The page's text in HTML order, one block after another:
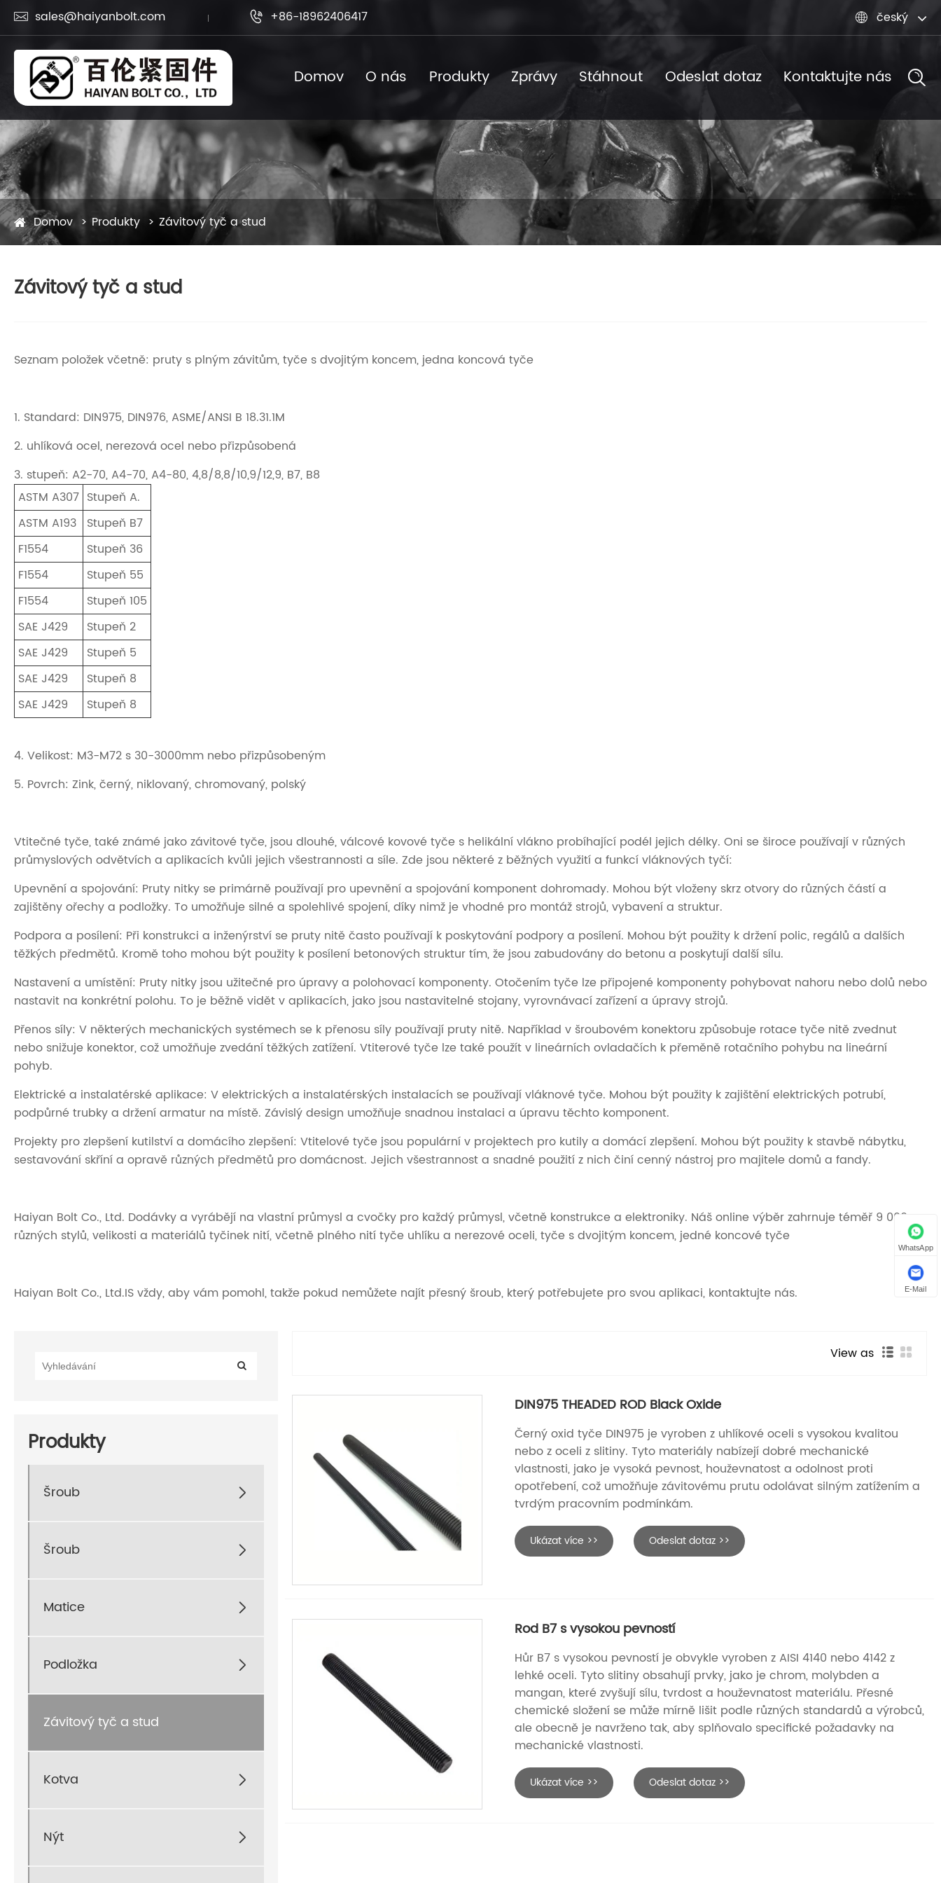
 sales@haiyanbolt.com  +86-18962406417  český
Domov O nás Produkty Zprávy Stáhnout Odeslat dotaz Kontaktujte nás
Domov Produkty Závitový tyč a stud
Závitový tyč a stud
Seznam položek včetně: pruty s plným závitům, tyče s dvojitým koncem, jedna koncová tyče
1. Standard: DIN975, DIN976, ASME/ANSI B 18.31.1M
2. uhlíková ocel, nerezová ocel nebo přizpůsobená
3. stupeň: A2-70, A4-70, A4-80, 4,8/8,8/10,9/12,9, B7, B8
ASTM A307 Stupeň A.
ASTM A193
Stupeň B7
F1554
Stupeň 36
F1554
Stupeň 55
F1554
Stupeň 105
SAE J429
Stupeň 2
SAE J429
Stupeň 5
SAE J429
Stupeň 8
SAE J429
Stupeň 8
4. Velikost: M3-M72 s 30-3000mm nebo přizpůsobeným
5. Povrch: Zink, černý, niklovaný, chromovaný, polský
Vtitečné tyče, také známé jako závitové tyče, jsou dlouhé, válcové kovové tyče s helikální vlákno probíhající podél jejich délky. Oni se široce používají v různých
průmyslových odvětvích a aplikacích kvůli jejich všestrannosti a síle. Zde jsou některé z běžných využití a funkcí vláknových tyčí:
Upevnění a spojování: Pruty nitky se primárně používají pro upevnění a spojování komponent dohromady. Mohou být vloženy skrz otvory do různých částí a
zajištěny ořechy a podložky. To umožňuje silné a spolehlivé spojení, díky nimž je vhodné pro montáž strojů, vybavení a struktur.
Podpora a posílení: Při konstrukci a inženýrství se pruty nitě často používají k poskytování podpory a posílení. Mohou být použity k držení polic, regálů a dalších
těžkých předmětů. Kromě toho mohou být použity k posílení betonových struktur tím, že jsou zabudovány do betonu a poskytují další sílu.
Nastavení a umístění: Pruty nitky jsou užitečné pro úpravy a polohovací komponenty. Otočením tyče lze připojené komponenty pohybovat nahoru nebo dolů nebo
nastavit na konkrétní polohu. To je běžně vidět v aplikacích, jako jsou nastavitelné stojany, vyrovnávací zařízení a úpravy strojů.
Přenos síly: V některých mechanických systémech se k přenosu síly používají pruty nitě. Například v šroubovém konektoru způsobuje rotace tyče nitě zvednut
nebo snižuje konektor, což umožňuje zvedání těžkých zatížení. Vtiterové tyče lze také použít v lineárních ovladačích k přeměně rotačního pohybu na lineární
pohyb.
Elektrické a instalatérské aplikace: V elektrických a instalatérských instalacích se používají vláknové tyče. Mohou být použity k zajištění elektrických potrubí,
podpůrné trubky a držení armatur na místě. Závislý design umožňuje snadnou instalaci a úpravu těchto komponent.
Projekty pro zlepšení kutilství a domácího zlepšení: Vtitelové tyče jsou populární v projektech pro kutily a domácí zlepšení. Mohou být použity k stavbě nábytku,
sestavování skříní a opravě různých předmětů pro domácnost. Jejich všestrannost a snadné použití z nich činí cenný nástroj pro majitele domů a fandy.
Haiyan Bolt Co., Ltd. Dodávky a vyrábějí na vlastní průmysl a cvočky pro každý průmysl, včetně konstrukce a elektroniky. Náš online výběr zahrnuje téměř 9 000
různých stylů, velikosti a materiálů tyčinek nití, včetně plného nití tyče uhlíku a nerezové oceli, tyče s dvojitým koncem, jedné koncové tyče
Haiyan Bolt Co., Ltd.IS vždy, aby vám pomohl, takže pokud nemůžete najít přesný šroub, který potřebujete pro svou aplikaci, kontaktujte nás.
Produkty
Šroub 
Šroub 
Matice 
Podložka 
Závitový tyč a stud
Kotva 
Nýt 
View as
DIN975 THEADED ROD Black Oxide
Černý oxid tyče DIN975 je vyroben z uhlíkové oceli s vysokou kvalitou
nebo z oceli z slitiny. Tyto materiály nabízejí dobré mechanické
vlastnosti, jako je vysoká pevnost, houževnatost a odolnost proti
opotřebení, což umožňuje závitovému prutu odolávat silným zatížením a
tvrdým pracovním podmínkám.
Ukázat více >> Odeslat dotaz >>
Rod B7 s vysokou pevností
Hůr B7 s vysokou pevností je obvykle vyroben z AISI 4140 nebo 4142 z
lehké oceli. Tyto slitiny obsahují prvky, jako je chrom, molybden a
mangan, které zvyšují sílu, tvrdost a houževnatost materiálu. Přesné
chemické složení se může mírně lišit podle různých standardů a výrobců,
ale obecně je navrženo tak, aby splňovalo specifické požadavky na
mechanické vlastnosti.
Ukázat více >> Odeslat dotaz >>
WhatsApp
E-Mail